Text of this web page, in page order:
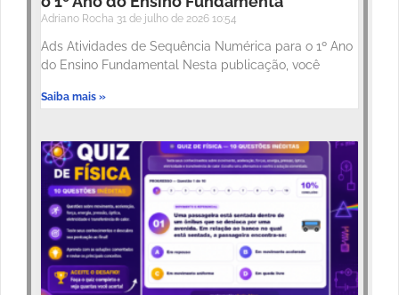
Adriano Rocha 31 de julho de 2026 10:54
Ads Atividades de Sequência Numérica para o 1º Ano
do Ensino Fundamental Nesta publicação, você
Saiba mais »